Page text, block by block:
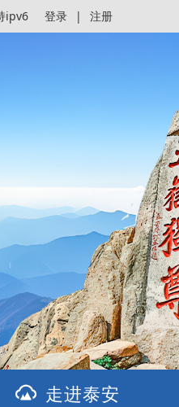
登录 | 注册
ipv6
走进泰安